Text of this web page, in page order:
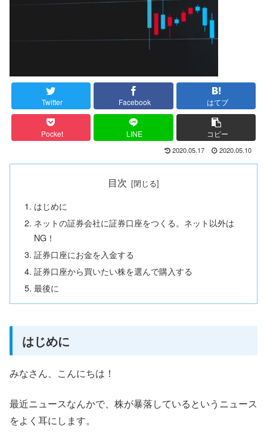
Twitter Facebook はてブ
Pocket LINE コピー
2020.05.17 2020.05.10
目次
はじめに
ネットの証券会社に証券口座をつくる。ネット以外は
NG！
証券口座にお金を入金する
証券口座から買いたい株を選んで購入する
最後に
はじめに
みなさん、こんにちは！
最近ニュースなんかで、株が暴落しているというニュース
をよく耳にします。